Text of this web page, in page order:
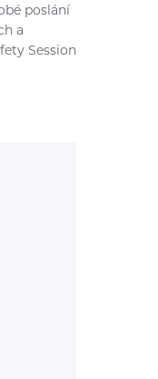
poslání
a
Session